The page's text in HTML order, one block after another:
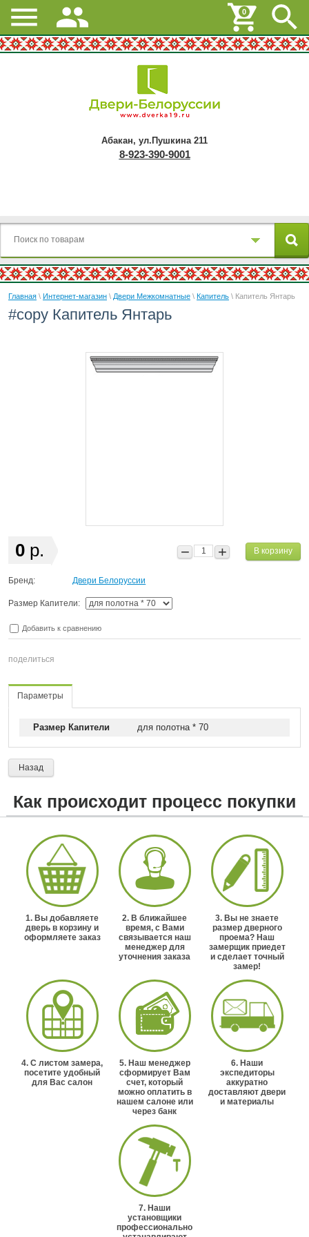
Абакан, ул.Пушкина 211
8-923-390-9001
Главная \ Интернет-магазин \ Двери Межкомнатные \ Капитель \ Капитель Янтарь
#copy Капитель Янтарь
0 р. В корзину
Бренд: Двери Белоруссии
Размер Капители:
Добавить к сравнению
поделиться
Параметры
Размер Капители для полотна * 70
Назад
Как происходит процесс покупки
1. Вы добавляете
дверь в корзину и
оформляете заказ
2. В ближайшее
время, с Вами
связывается наш
менеджер для
уточнения заказа
3. Вы не знаете
размер дверного
проема? Наш
замерщик приедет
и сделает точный
замер!
4. С листом замера,
посетите удобный
для Вас салон
5. Наш менеджер
сформирует Вам
счет, который
можно оплатить в
нашем салоне или
через банк
6. Наши
экспедиторы
аккуратно
доставляют двери
и материалы
7. Наши
установщики
профессионально
0